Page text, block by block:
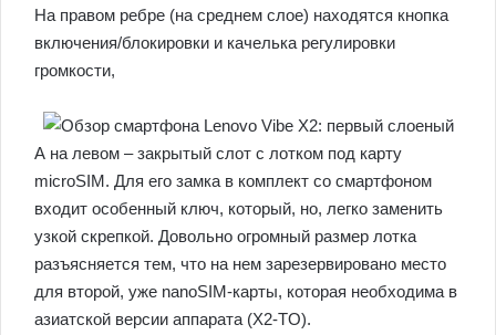
На правом ребре (на среднем слое) находятся кнопка
включения/блокировки и качелька регулировки
громкости,
А на левом – закрытый слот с лотком под карту
microSIM. Для его замка в комплект со смартфоном
входит особенный ключ, который, но, легко заменить
узкой скрепкой. Довольно огромный размер лотка
разъясняется тем, что на нем зарезервировано место
для второй, уже nanoSIM-карты, которая необходима в
азиатской версии аппарата (X2-TO).